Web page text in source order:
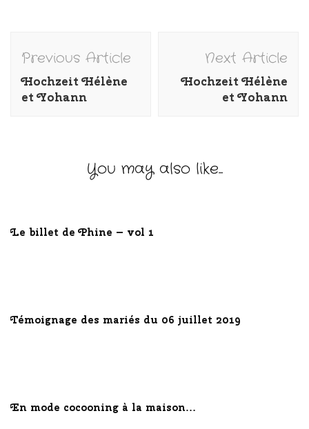
Navigation
Previous Article
Hochzeit Hélène
et Yohann
Next Article
Hochzeit Hélène
et Yohann
You may also like...
Le billet de Phine – vol 1
Témoignage des mariés du 06 juillet 2019
En mode cocooning à la maison…